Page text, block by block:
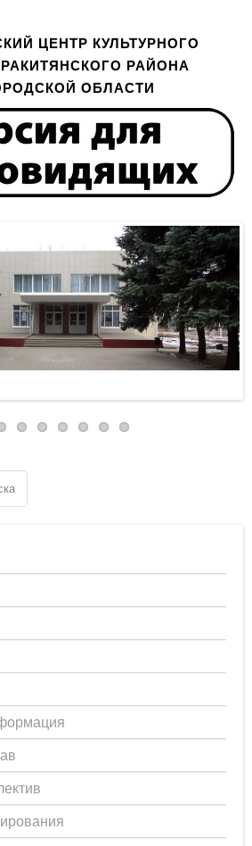
ЦЕНТР КУЛЬТУРНОГО
РАЙОНА
ОБЛАСТИ